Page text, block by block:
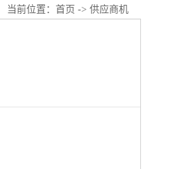
当前位置： 首页 -> 供应商机